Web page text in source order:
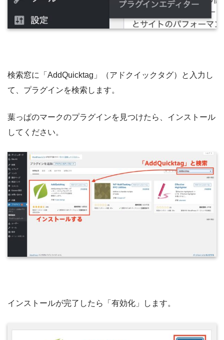
検索窓に「AddQuicktag」（アドクイックタグ）と入力し
て、プラグインを検索します。
葉っぱのマークのプラグインを見つけたら、インストール
してください。
インストールが完了したら「有効化」します。